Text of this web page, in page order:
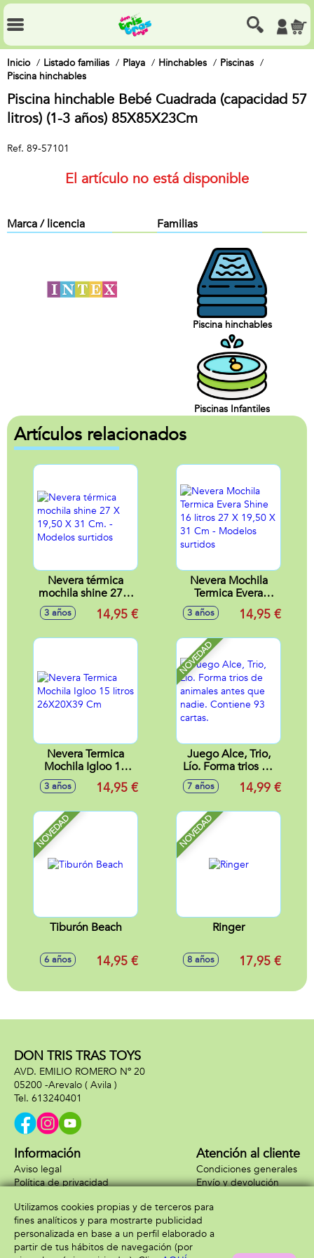
Inicio Listado familias Playa Hinchables
Piscinas
Piscina hinchables
Piscina hinchable Bebé Cuadrada (capacidad 57
litros) (1-3 años) 85X85X23Cm
Ref. 89-57101
El artículo no está disponible
Marca / licencia Familias
Piscina hinchables
Piscinas Infantiles
Artículos relacionados
Nevera térmica
mochila shine 27 X
19,50 X 31 Cm. -
Modelos surtidos
3 años 14,95 €
Nevera Mochila
Termica Evera
Shine 16 litros 27 X
19,50 X 31 Cm -
3 años 14,95 €
Nevera Termica
Mochila Igloo 15
litros 26X20X39
3 años 14,95 €
NOVEDAD
Juego Alce, Trio,
Lío. Forma trios de
animales antes que
nadie. Contiene 93
7 años 14,99 €
NOVEDAD
Tiburón Beach
6 años 14,95 €
NOVEDAD
Ringer
8 años 17,95 €
DON TRIS TRAS TOYS
AVD. EMILIO ROMERO Nº 20
05200 -Arevalo ( Avila )
613240401
Información
Aviso legal
Política de privacidad
Atención al cliente
Condiciones generales
Envío y devolución
Formas de pago
Utilizamos cookies propias y de terceros para
fines analíticos y para mostrarte publicidad
personalizada en base a un perfil elaborado a
partir de tus hábitos de navegación (por